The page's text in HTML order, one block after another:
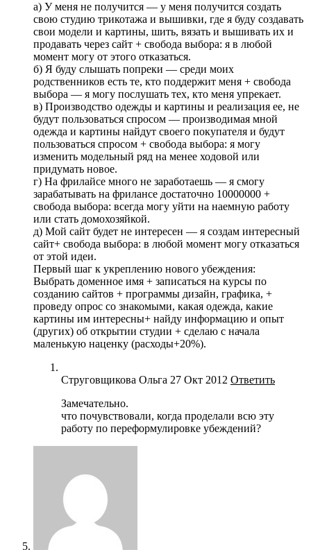
а) У меня не получится — у меня получится создать
свою студию трикотажа и вышивки, где я буду создавать
свои модели и картины, шить, вязать и вышивать их и
продавать через сайт + свобода выбора: я в любой
момент могу от этого отказаться.
б) Я буду слышать попреки — среди моих
родственников есть те, кто поддержит меня + свобода
выбора — я могу послушать тех, кто меня упрекает.
в) Производство одежды и картины и реализация ее, не
будут пользоваться спросом — производимая мной
одежда и картины найдут своего покупателя и будут
пользоваться спросом + свобода выбора: я могу
изменить модельный ряд на менее ходовой или
придумать новое.
г) На фрилайсе много не заработаешь — я смогу
зарабатывать на фрилансе достаточно 10000000 +
свобода выбора: всегда могу уйти на наемную работу
или стать домохозяйкой.
д) Мой сайт будет не интересен — я создам интересный
сайт+ свобода выбора: в любой момент могу отказаться
от этой идеи.
Первый шаг к укреплению нового убеждения:
Выбрать доменное имя + записаться на курсы по
созданию сайтов + программы дизайн, графика, +
проведу опрос со знакомыми, какая одежда, какие
картины им интересны+ найду информацию и опыт
(других) об открытии студии + сделаю с начала
маленькую наценку (расходы+20%).
Струговщикова Ольга 27 Окт 2012 Ответить
Замечательно.
что почувствовали, когда проделали всю эту
работу по переформулировке убеждений?